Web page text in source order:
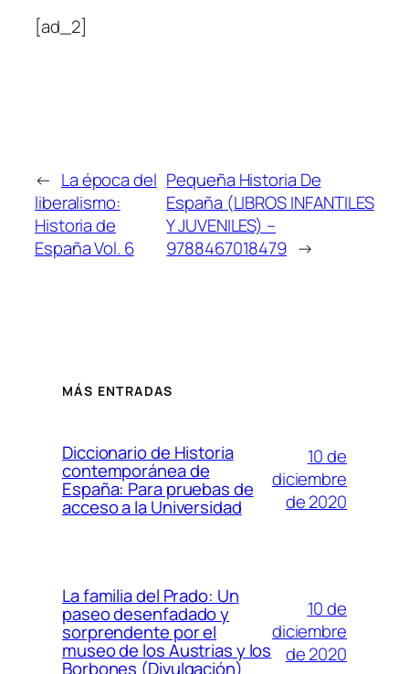
[ad_2]
← La época del
liberalismo:
Historia de
España Vol. 6
Pequeña Historia De
España (LIBROS INFANTILES
Y JUVENILES) –
9788467018479 →
MÁS ENTRADAS
Diccionario de Historia
contemporánea de
España: Para pruebas de
acceso a la Universidad
10 de
diciembre
de 2020
La familia del Prado: Un
paseo desenfadado y
sorprendente por el
museo de los Austrias y los
Borbones (Divulgación)
10 de
diciembre
de 2020